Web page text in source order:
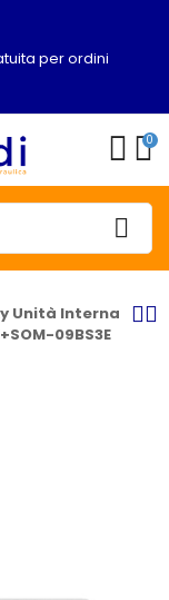
per ordini
0
Unità Interna
09BS3E